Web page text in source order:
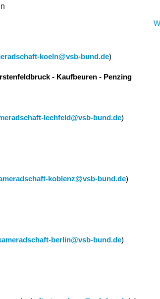
koeln@vsb-bund.de)
- Kaufbeuren - Penzing
lechfeld@vsb-bund.de)
koblenz@vsb-bund.de)
berlin@vsb-bund.de)